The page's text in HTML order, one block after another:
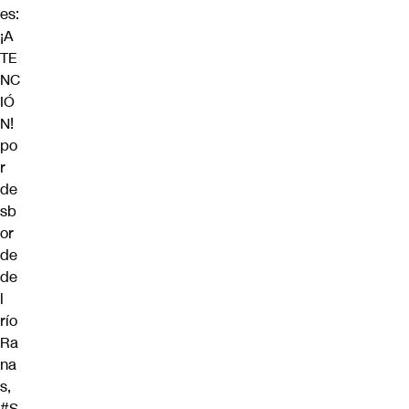
es:
¡A
TE
NC
IÓ
N!
po
r
de
sb
or
de
de
l
río
Ra
na
s,